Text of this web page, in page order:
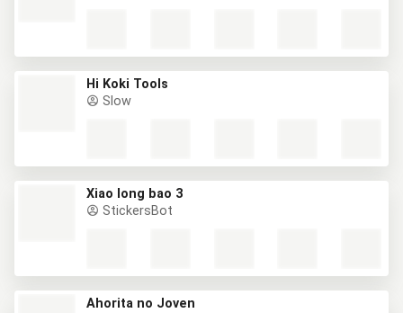
Hi Koki Tools
Slow
Xiao long bao 3
StickersBot
Ahorita no Joven